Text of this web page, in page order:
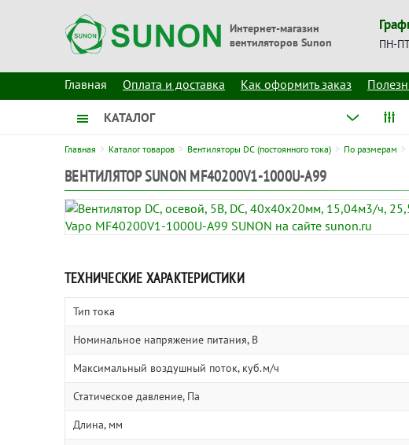
Интернет-магазин
вентиляторов Sunon
ПН-
Главная Оплата и доставка Как оформить заказ
КАТАЛОГ
Главная Каталог товаров Вентиляторы DC (постоянного тока) По размерам
ВЕНТИЛЯТОР SUNON MF40200V1-1000U-A99
ТЕХНИЧЕСКИЕ ХАРАКТЕРИСТИКИ
Тип тока
Номинальное напряжение питания, В
Максимальный воздушный поток, куб.м/ч
Статическое давление, Па
Длина, мм